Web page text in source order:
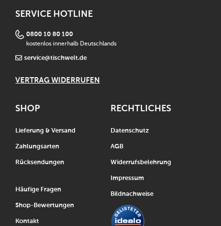
SERVICE HOTLINE
0800 10 80 100
kostenlos innerhalb Deutschlands
service@tischwelt.de
VERTRAG WIDERRUFEN
SHOP
Lieferung & Versand
Zahlungsarten
Rücksendungen
Häufige Fragen
Shop-Bewertungen
Kontakt
RECHTLICHES
Datenschutz
AGB
Widerrufsbelehrung
Impressum
Bildnachweise